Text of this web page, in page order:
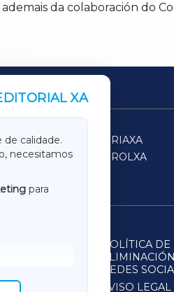
da colaboración do
XA
calidade.
necesitamos
para
SARRIAXA
FERROLXA
POLÍTICA
REDES
AVISO LEGAL